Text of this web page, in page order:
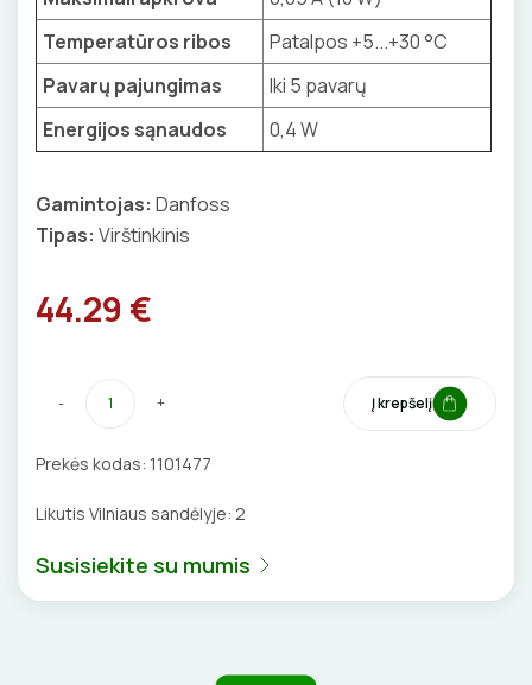
VENTILIATORIAI
BATERIJOS
EL. SKAMBUČIAI
ŽAIBOSAUGA IR ĮŽEMINIMAS
BŪGNAI KABELIŲ VYNIOJIMUI
GRĘŽIMO KARŪNOS, GRĄŽTAI
GULSČIUKAI
ETIKEČIŲ SPAUSDINTUVAI
KALIMO ĮRANKIAI
ŽYMEKLIAI
Temperatūros ribos
Patalpos +5...+30 °C
Pavarų pajungimas
Iki 5 pavarų
Energijos sąnaudos
0,4 W
Gamintojas: Danfoss
Tipas: Virštinkinis
44.29 €
- + Į krepšelį
Prekės kodas: 1101477
Likutis Vilniaus sandėlyje: 2
Susisiekite su mumis